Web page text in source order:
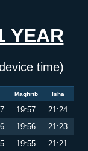
YEAR
time)
Maghrib Isha
19:57
21:24
19:56
21:23
19:55
21:21